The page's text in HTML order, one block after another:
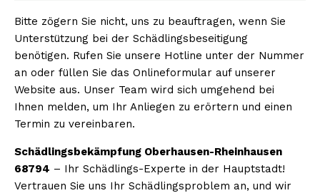
Bitte zögern Sie nicht, uns zu beauftragen, wenn Sie
Unterstützung bei der Schädlingsbeseitigung
benötigen. Rufen Sie unsere Hotline unter der Nummer
an oder füllen Sie das Onlineformular auf unserer
Website aus. Unser Team wird sich umgehend bei
Ihnen melden, um Ihr Anliegen zu erörtern und einen
Termin zu vereinbaren.
Schädlingsbekämpfung Oberhausen-Rheinhausen
68794 – Ihr Schädlings-Experte in der Hauptstadt!
Vertrauen Sie uns Ihr Schädlingsproblem an, und wir